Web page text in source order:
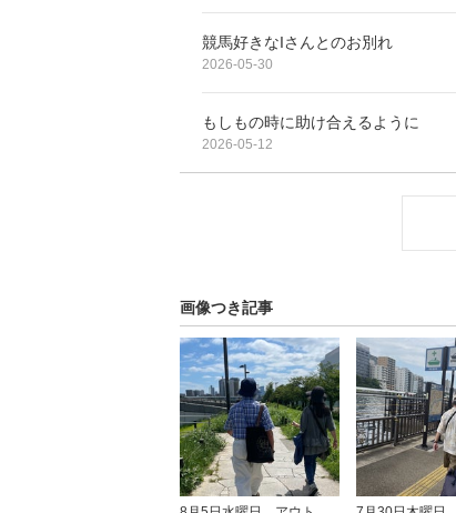
競馬好きなIさんとのお別れ
2026-05-30
もしもの時に助け合えるように
2026-05-12
画像つき記事